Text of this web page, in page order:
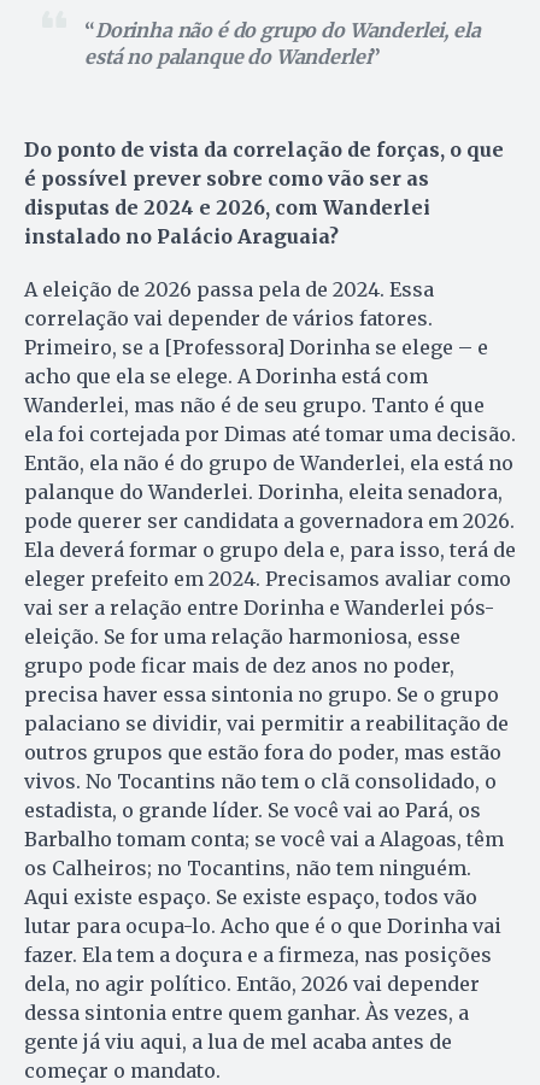
Dorinha não é do grupo do Wanderlei, ela
está no palanque do Wanderlei
Do ponto de vista da correlação de forças, o que
é possível prever sobre como vão ser as
disputas de 2024 e 2026, com Wanderlei
instalado no Palácio Araguaia?
A eleição de 2026 passa pela de 2024. Essa
correlação vai depender de vários fatores.
Primeiro, se a [Professora] Dorinha se elege – e
acho que ela se elege. A Dorinha está com
Wanderlei, mas não é de seu grupo. Tanto é que
ela foi cortejada por Dimas até tomar uma decisão.
Então, ela não é do grupo de Wanderlei, ela está no
palanque do Wanderlei. Dorinha, eleita senadora,
pode querer ser candidata a governadora em 2026.
Ela deverá formar o grupo dela e, para isso, terá de
eleger prefeito em 2024. Precisamos avaliar como
vai ser a relação entre Dorinha e Wanderlei pós-
eleição. Se for uma relação harmoniosa, esse
grupo pode ficar mais de dez anos no poder,
precisa haver essa sintonia no grupo. Se o grupo
palaciano se dividir, vai permitir a reabilitação de
outros grupos que estão fora do poder, mas estão
vivos. No Tocantins não tem o clã consolidado, o
estadista, o grande líder. Se você vai ao Pará, os
Barbalho tomam conta; se você vai a Alagoas, têm
os Calheiros; no Tocantins, não tem ninguém.
Aqui existe espaço. Se existe espaço, todos vão
lutar para ocupa-lo. Acho que é o que Dorinha vai
fazer. Ela tem a doçura e a firmeza, nas posições
dela, no agir político. Então, 2026 vai depender
dessa sintonia entre quem ganhar. Às vezes, a
gente já viu aqui, a lua de mel acaba antes de
começar o mandato.